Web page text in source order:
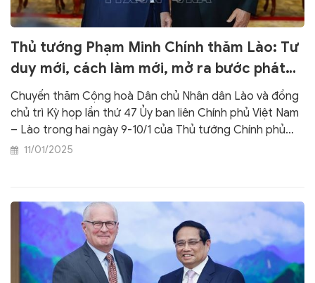
Thủ tướng Phạm Minh Chính thăm Lào: Tư
duy mới, cách làm mới, mở ra bước phát
triển mới
Chuyến thăm Cộng hoà Dân chủ Nhân dân Lào và đồng
chủ trì Kỳ họp lần thứ 47 Ủy ban liên Chính phủ Việt Nam
– Lào trong hai ngày 9-10/1 của Thủ tướng Chính phủ
Phạm Minh Chính và đoàn đại biểu cấp cao Việt Nam đã
Việt Nam – Lào.
11/01/2025